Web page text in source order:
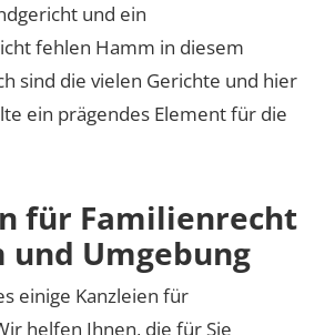
und ein
fehlen Hamm in diesem
sind die vielen Gerichte und hier
ein prägendes Element für die
für Familienrecht
und Umgebung
einige Kanzleien für
helfen Ihnen, die für Sie